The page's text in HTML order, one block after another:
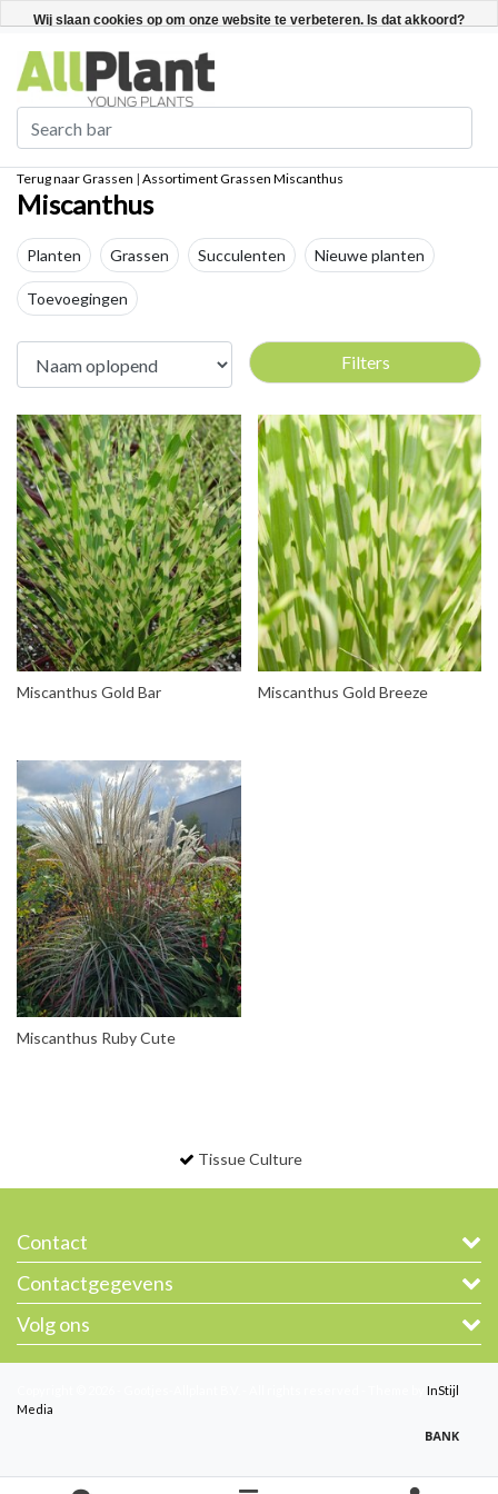
Registreren / Inloggen Nederlands
Terug naar Grassen | AssortimentGrassen Miscanthus
Miscanthus
Planten Grassen Succulenten Nieuwe planten
Toevoegingen
Filters
Miscanthus Gold Bar Miscanthus Gold Breeze
Miscanthus Ruby Cute
Tissue Culture
Contact
Contactgegevens
Volg ons
InStijl
Media
Wij slaan cookies op om onze website te verbeteren. Is dat akkoord?